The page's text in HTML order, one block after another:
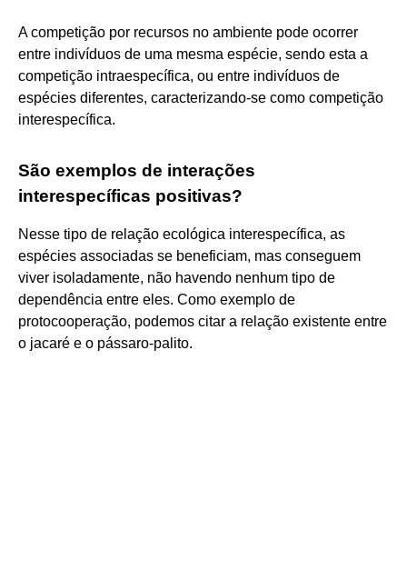
A competição por recursos no ambiente pode ocorrer
entre indivíduos de uma mesma espécie, sendo esta a
competição intraespecífica, ou entre indivíduos de
espécies diferentes, caracterizando-se como competição
interespecífica.
São exemplos de interações
interespecíficas positivas?
Nesse tipo de relação ecológica interespecífica, as
espécies associadas se beneficiam, mas conseguem
viver isoladamente, não havendo nenhum tipo de
dependência entre eles. Como exemplo de
protocooperação, podemos citar a relação existente entre
o jacaré e o pássaro-palito.